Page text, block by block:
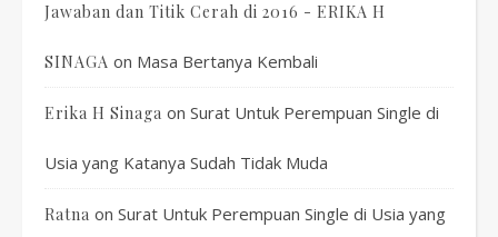
Jawaban dan Titik Cerah di 2016 - ERIKA H
SINAGA on Masa Bertanya Kembali
Erika H Sinaga on Surat Untuk Perempuan Single di
Usia yang Katanya Sudah Tidak Muda
Ratna on Surat Untuk Perempuan Single di Usia yang